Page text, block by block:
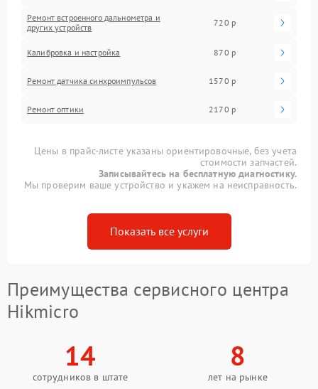
Ремонт встроенного дальнометра и
других устройств
720 р
Калибровка и настройка 870 р
Ремонт датчика синхроимпульсов 1570 р
Ремонт оптики 2170 р
Цены в прайс-листе указаны ориентировочные, без учета
стоимости запчастей.
Записывайтесь на бесплатную диагностику.
Мы проверим ваше устройство и укажем на неисправность.
Показать все услуги
Преимущества сервисного центра
Hikmicro
14
сотрудников в штате
8
лет на рынке